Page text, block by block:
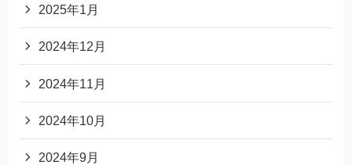
2025年1月
2024年12月
2024年11月
2024年10月
2024年9月